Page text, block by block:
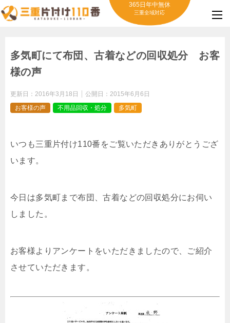
365日年中無休
三重全域対応
多気町にて布団、古着などの回収処分 お客
様の声
更新日： 2016年3月18日 公開日： 2015年6月6日
お客様の声
不用品回収・処分 多気町
いつも三重片付け110番をご覧いただきありがとうござ
います。
今日は多気町まで布団、古着などの回収処分にお伺い
しました。
お客様よりアンケートをいただきましたので、ご紹介
させていただきます。